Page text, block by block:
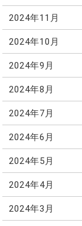
2024年11月
2024年10月
2024年9月
2024年8月
2024年7月
2024年6月
2024年5月
2024年4月
2024年3月